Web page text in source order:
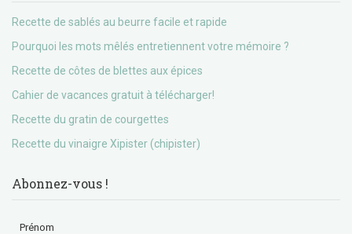
Recette de sablés au beurre facile et rapide
Pourquoi les mots mêlés entretiennent votre mémoire ?
Recette de côtes de blettes aux épices
Cahier de vacances gratuit à télécharger!
Recette du gratin de courgettes
Recette du vinaigre Xipister (chipister)
Abonnez-vous !
Prénom